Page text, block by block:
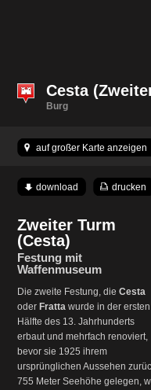
Cesta
Burg
auf großer Karte anzeigen
download drucken
Zweiter Turm
(Cesta)
Festung mit
Waffenmuseum
Die zweite Festung, dieCesta
oder Fratta wurde in der ersten
Hälfte des 13. Jahrhunderts
erbaut und mehrfach renoviert,
bevor sie 1925 ihrem
ursprünglichen Aussehen
755 Meter Seehöhe gelegen,